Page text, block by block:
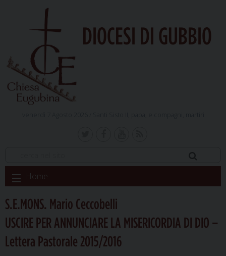
DIOCESI DI GUBBIO
Skip
to
Home
S.E.MONS. Mario Ceccobelli
USCIRE PER ANNUNCIARE LA MISERICORDIA DI DIO –
Lettera Pastorale 2015/2016